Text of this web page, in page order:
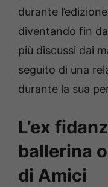
durante
diventando fin
più discussi dai
seguito di una
durante la sua
L’ex
ballerina
di Amici